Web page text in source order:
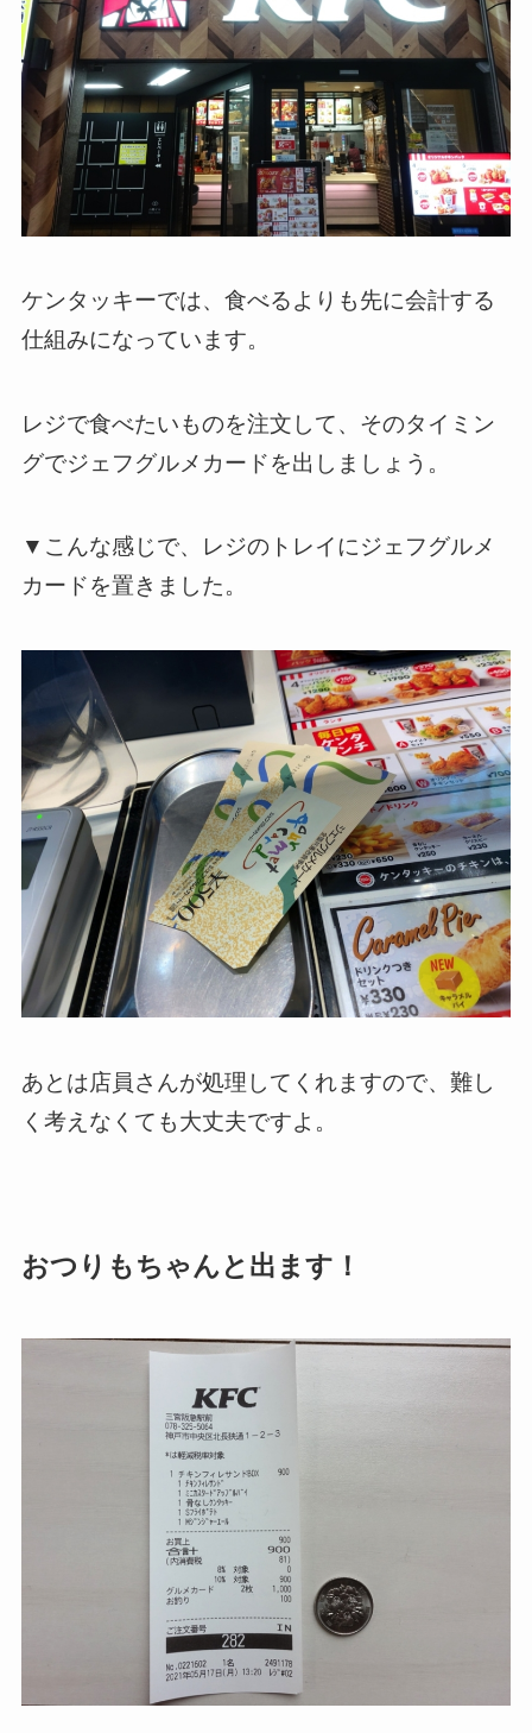
ケンタッキーでは、食べるよりも先に会計する
仕組みになっています。
レジで食べたいものを注文して、そのタイミン
グでジェフグルメカードを出しましょう。
▼こんな感じで、レジのトレイにジェフグルメ
カードを置きました。
あとは店員さんが処理してくれますので、難し
く考えなくても大丈夫ですよ。
おつりもちゃんと出ます！